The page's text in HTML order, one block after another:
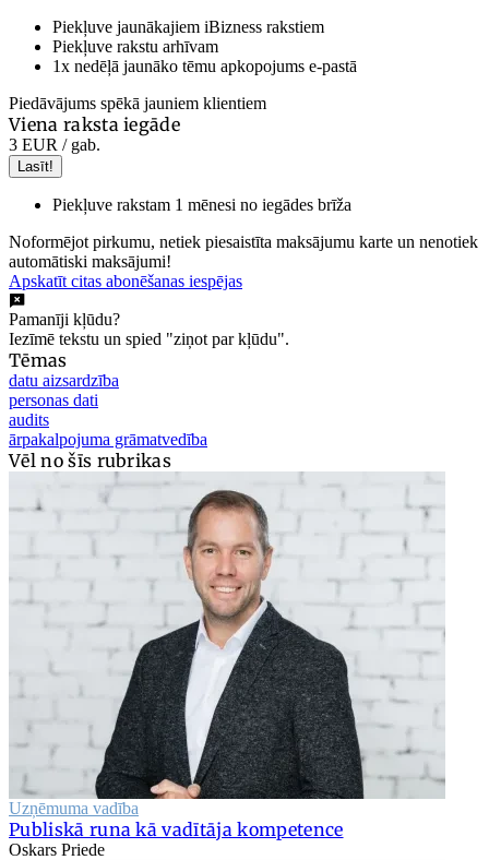
Piekļuve jaunākajiem iBizness rakstiem
Piekļuve rakstu arhīvam
1x nedēļā jaunāko tēmu apkopojums e-pastā
Piedāvājums spēkā jauniem klientiem
Viena raksta iegāde
3 EUR / gab.
Lasīt!
Piekļuve rakstam 1 mēnesi no iegādes brīža
Noformējot pirkumu, netiek piesaistīta maksājumu karte un nenotiek
automātiski maksājumi!
Apskatīt citas abonēšanas iespējas
Pamanīji kļūdu?
Iezīmē tekstu un spied "ziņot par kļūdu".
Tēmas
datu aizsardzība
personas dati
audits
ārpakalpojuma grāmatvedība
Vēl no šīs rubrikas
Uzņēmuma vadība
Publiskā runa kā vadītāja kompetence
Oskars Priede